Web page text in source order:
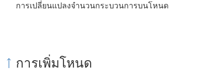
การเปลี่ยนแปลงจำนวนกระบวนการบนโหนด
การเพิ่มโหนด